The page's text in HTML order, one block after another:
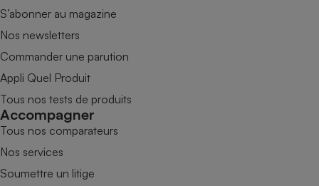
S’abonner au magazine
Nos newsletters
Commander une parution
Appli Quel Produit
Tous nos tests de produits
Accompagner
Tous nos comparateurs
Nos services
Soumettre un litige